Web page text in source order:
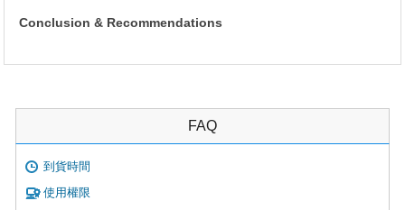
Conclusion & Recommendations
FAQ
到貨時間
使用權限